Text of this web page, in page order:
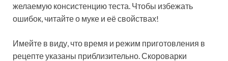
желаемую консистенцию теста. Чтобы избежать
ошибок, читайте о муке и её свойствах!
Имейте в виду, что время и режим приготовления в
рецепте указаны приблизительно. Скороварки